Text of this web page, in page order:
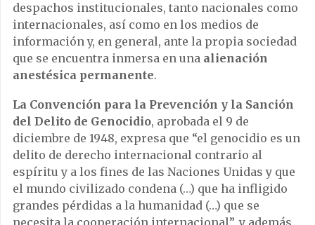
despachos institucionales, tanto nacionales como
internacionales, así como en los medios de
información y, en general, ante la propia sociedad
que se encuentra inmersa en una alienación
anestésica permanente.
La Convención para la Prevención y la Sanción
del Delito de Genocidio, aprobada el 9 de
diciembre de 1948, expresa que “el genocidio es un
delito de derecho internacional contrario al
espíritu y a los fines de las Naciones Unidas y que
el mundo civilizado condena (…) que ha infligido
grandes pérdidas a la humanidad (…) que se